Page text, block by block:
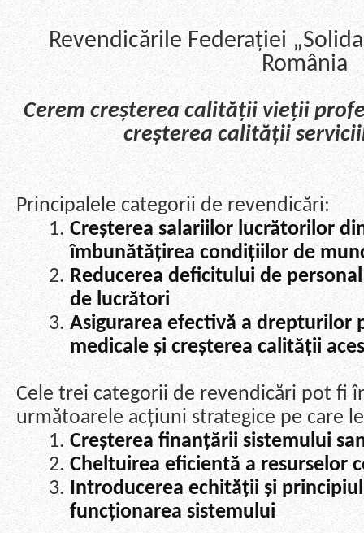
Revendicările Federației
România
Cerem creșterea calității vieții
creșterea calității
Principalele categorii de revendicări:
Creșterea salariilor lucrătorilor
îmbunătățirea condițiilor de
Reducerea deficitului de
de lucrători
Asigurarea efectivă a drepturilor
medicale și creșterea calității
Cele trei categorii de revendicări pot fi
următoarele acțiuni strategice pe care
Creșterea finanțării sistemului
Cheltuirea eficientă a resurselor
Introducerea echității și
funcționarea sistemului